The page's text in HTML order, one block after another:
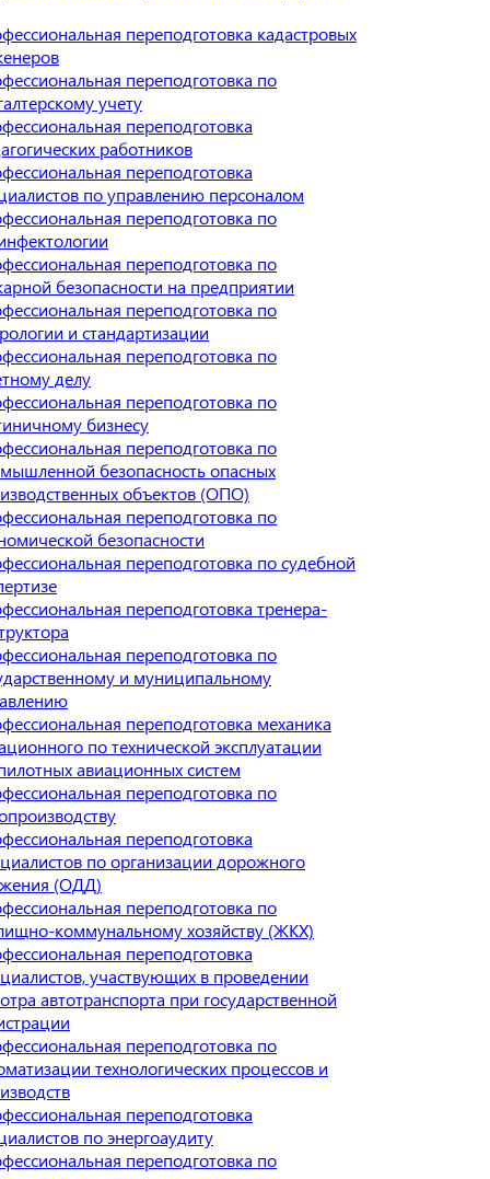
переподготовка кадастровых
переподготовка по
учету
переподготовка
работников
переподготовка
по управлению персоналом
переподготовка по
переподготовка по
безопасности на предприятии
переподготовка по
и стандартизации
переподготовка по
делу
переподготовка по
бизнесу
переподготовка по
безопасность опасных
объектов (ОПО)
переподготовка по
безопасности
переподготовка по судебной
переподготовка тренера-
переподготовка по
и муниципальному
переподготовка механика
по технической эксплуатации
авиационных систем
переподготовка по
переподготовка
по организации дорожного
(ОДД)
переподготовка по
коммунальному хозяйству (ЖКХ)
переподготовка
участвующих в проведении
автотранспорта при государственной
переподготовка по
технологических процессов и
переподготовка
по энергоаудиту
переподготовка по